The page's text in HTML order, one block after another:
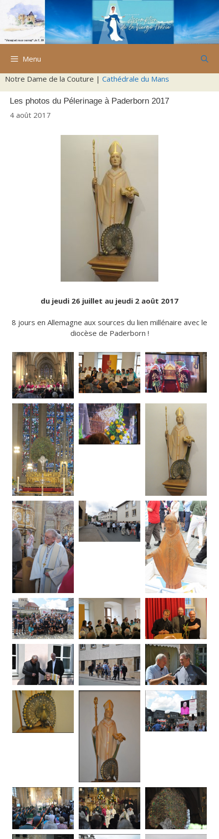
Aller
contenu
Menu
Notre Dame de la Couture | Cathédrale du Mans
Les photos du Pélerinage à Paderborn 2017
4 août 2017
du jeudi 26 juillet au jeudi 2 août 2017
8 jours en Allemagne aux sources du lien millénaire avec le
diocèse de Paderborn !